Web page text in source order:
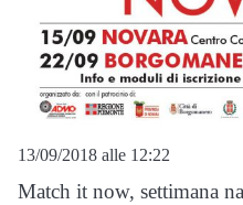
13/09/2018 alle 12:22
Match it now, settimana